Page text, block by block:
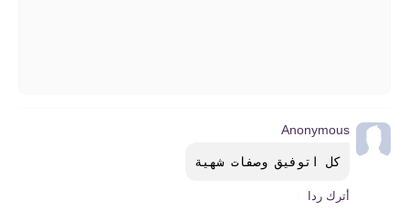
Anonymous
كل اتوفيق وصفات شهية
أترك ردا